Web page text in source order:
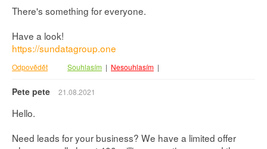
There's something for everyone.
Have a look!
https://sundatagroup.one
Odpovědět Souhlasím | Nesouhlasím |
Pete pete 21.08.2021
Hello.
Need leads for your business? We have a limited offer